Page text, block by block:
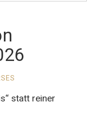
statt reiner